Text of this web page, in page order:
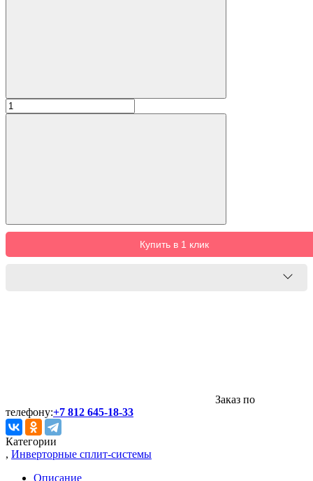
Купить в 1 клик
Заказ по
телефону:+7 812 645-18-33
Категории
, Инверторные сплит-системы
Описание